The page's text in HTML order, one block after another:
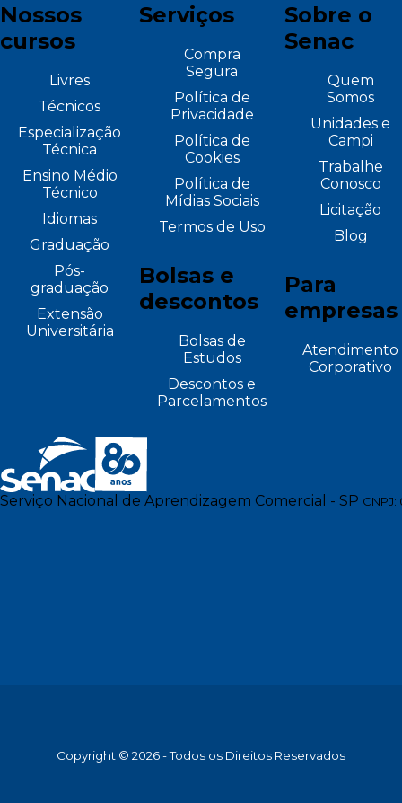
Nossos
cursos
Livres
Técnicos
Especialização
Técnica
Ensino Médio
Técnico
Idiomas
Graduação
Pós-
graduação
Extensão
Universitária
Serviços
Compra
Segura
Política de
Privacidade
Política de
Cookies
Política de
Mídias Sociais
Termos de Uso
Bolsas e
descontos
Bolsas de
Estudos
Descontos e
Parcelamentos
Sobre o
Senac
Quem
Somos
Unidades e
Campi
Trabalhe
Conosco
Licitação
Blog
Para
empresas
Atendimento
Corporativo
Serviço Nacional de Aprendizagem Comercial - SP
Copyright © 2026 - Todos os Direitos Reservados